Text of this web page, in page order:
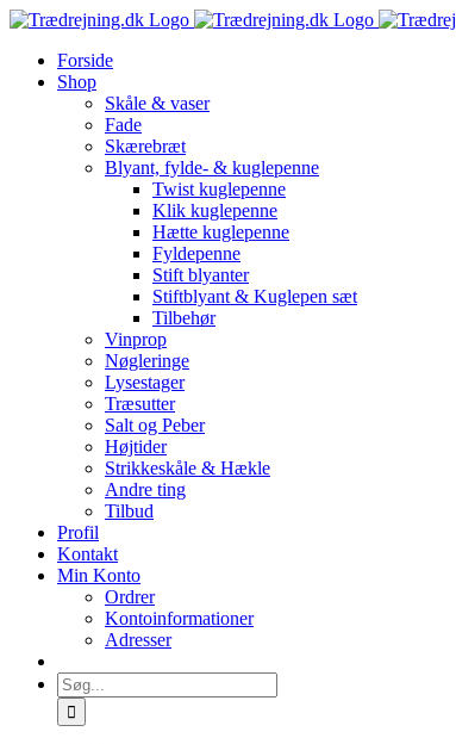
Skip
contentForside
Shop
Skåle & vaser
Fade
Skærebræt
Blyant, fylde- & kuglepenne
Twist kuglepenne
Klik kuglepenne
Hætte kuglepenne
Fyldepenne
Stift blyanter
Stiftblyant & Kuglepen sæt
Tilbehør
Vinprop
Nøgleringe
Lysestager
Træsutter
Salt og Peber
Højtider
Strikkeskåle & Hækle
Andre ting
Tilbud
Profil
Kontakt
Min Konto
Ordrer
Kontoinformationer
Adresser
Søg
efter: